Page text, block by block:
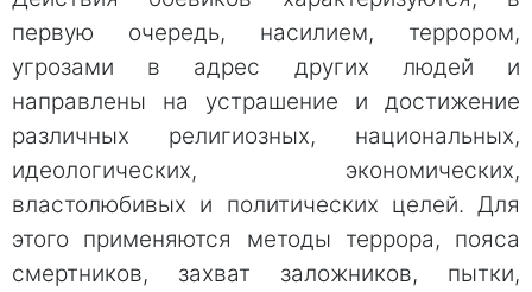
первую очередь, насилием, террором,
угрозами в адрес других людей и
направлены на устрашение и достижение
различных религиозных, национальных,
идеологических, экономических,
властолюбивых и политических целей. Для
этого применяются методы террора, пояса
смертников, захват заложников, пытки,